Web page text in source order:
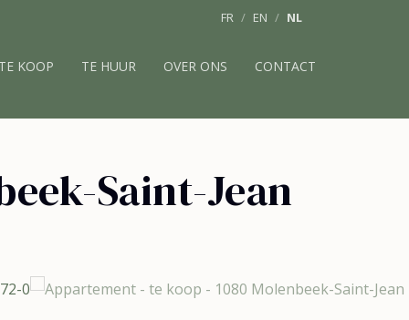
FR EN NL
TE KOOP TE HUUR OVER ONS CONTACT
Saint-Jean